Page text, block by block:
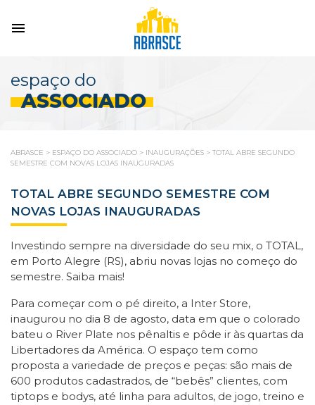
espaço do
ASSOCIADO
ABRASCE > ESPAÇO DO ASSOCIADO > INAUGURAÇÕES > TOTAL ABRE SEGUNDO
SEMESTRE COM NOVAS LOJAS INAUGURADAS
TOTAL ABRE SEGUNDO SEMESTRE COM
NOVAS LOJAS INAUGURADAS
Investindo sempre na diversidade do seu mix, o TOTAL,
em Porto Alegre (RS), abriu novas lojas no começo do
semestre. Saiba mais!
Para começar com o pé direito, a Inter Store,
inaugurou no dia 8 de agosto, data em que o colorado
bateu o River Plate nos pênaltis e pôde ir às quartas da
Libertadores da América. O espaço tem como
proposta a variedade de preços e peças: são mais de
600 produtos cadastrados, de “bebês” clientes, com
tiptops e bodys, até linha para adultos, de jogo, treino e